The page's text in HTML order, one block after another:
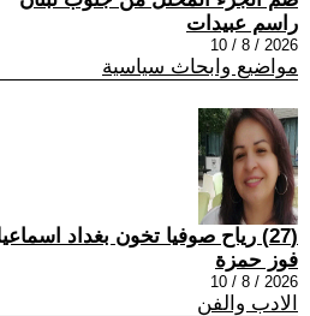
راسم عبيدات
2026 / 8 / 10
مواضيع وابحاث سياسية
(27) رياح صوفيا تخون بغداد اسماعيل ابراهيم عبد
فوز حمزة
2026 / 8 / 10
الادب والفن